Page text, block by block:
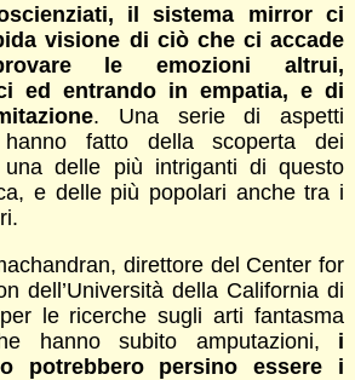
il sistema mirror ci
visione di ciò che ci accade
le emozioni altrui,
ed entrando in empatia, e di
. Una serie di aspetti
fatto della scoperta dei
una delle più intriganti di questo
e delle più popolari anche tra i
direttore del Center for
dell’Università della California di
le ricerche sugli arti fantasma
hanno subito amputazioni, i
potrebbero persino essere i